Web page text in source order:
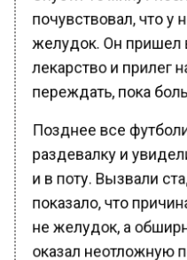
почувствовал, что у
желудок. Он пришел
лекарство и прилег
переждать, пока боль
Позднее все
раздевалку и
и в поту. Вызвали
показало, что
не желудок, а
оказал неотложную